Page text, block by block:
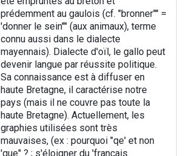
prédemment au gaulois (cf. "bronner"" =
'donner le sein"" (aux animaux), terme
connu aussi dans le dialecte
mayennais). Dialecte d'oïl, le gallo peut
devenir langue par réussite politique.
Sa connaissance est à diffuser en
haute Bretagne, il caractérise notre
pays (mais il ne couvre pas toute la
haute Bretagne). Actuellement, les
graphies utilisées sont très
mauvaises, (ex : pourquoi "qe' et non
'que" ? ; s'éloigner du 'français